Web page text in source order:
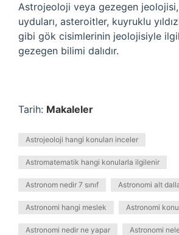
Astrojeoloji veya gezegen
uyduları, asteroitler, kuyruklu
gibi gök cisimlerinin jeolojisiyle
gezegen bilimi dalıdır.
Tarih: Makaleler
Astrojeoloji hangi konuları inceler
Astromatematik hangi konularla ilgilenir
Astronom nedir 7 sınıf Astronomi alt
Astronomi hangi meslek Astronomi
Astronomi nedir ne yapar Astronomi